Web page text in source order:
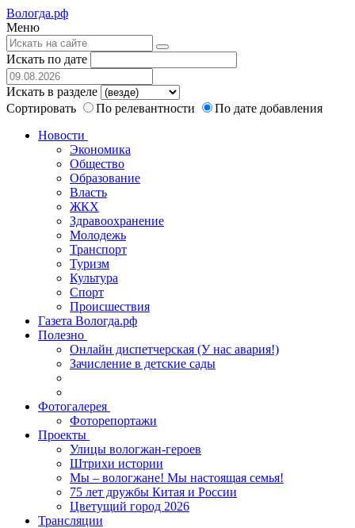
Вологда.рф
Меню
Искать по дате
Искать в разделе
Сортировать
По релевантности
По дате добавления
Новости
Экономика
Общество
Образование
Власть
ЖКХ
Здравоохранение
Молодежь
Транспорт
Туризм
Культура
Спорт
Происшествия
Газета Вологда.рф
Полезно
Онлайн диспетчерская (У нас авария!)
Зачисление в детские сады
Фотогалерея
Фоторепортажи
Проекты
Улицы вологжан-героев
Штрихи истории
Мы – вологжане! Мы настоящая семья!
75 лет дружбы Китая и России
Цветущий город 2026
Трансляции